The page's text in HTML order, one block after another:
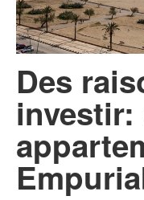
Des
investir: